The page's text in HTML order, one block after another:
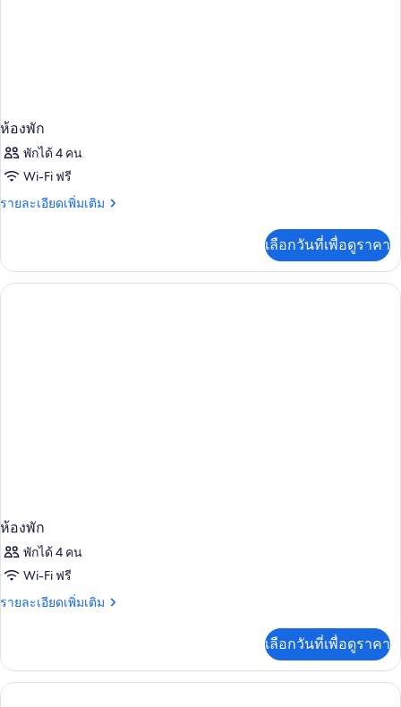
ห้องพัก
พักได้ 4 คน
Wi-Fi ฟรี
รายละเอียดเพิ่มเติม
ราย
เกี่ยว
กับ
ห้อง
เลือกวันที่เพื่อดูราคา
ห้องพัก
พักได้ 4 คน
Wi-Fi ฟรี
รายละเอียดเพิ่มเติม
ราย
เกี่ยว
กับ
ห้อง
เลือกวันที่เพื่อดูราคา